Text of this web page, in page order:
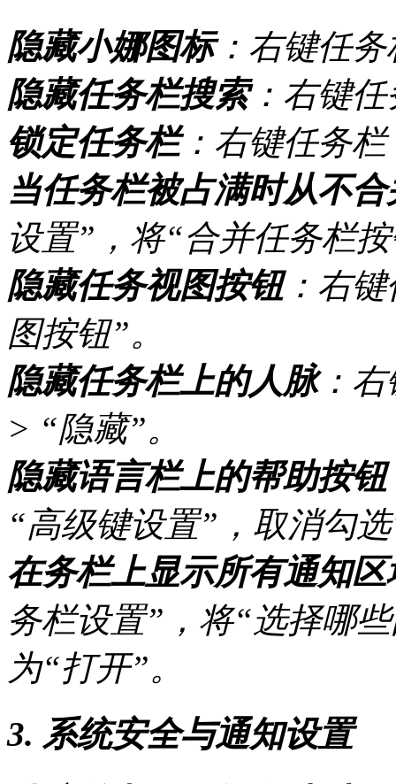
隐藏小娜图标：右键任
隐藏任务栏搜索：右键
锁定任务栏：右键任务
当任务栏被占满时从不合
设置”，将“合并任务栏
隐藏任务视图按钮：右键
图按钮”。
隐藏任务栏上的人脉：右
> “隐藏”。
隐藏语言栏上的帮助按钮
“高级键设置”，取消勾
在务栏上显示所有通知区
务栏设置”，将“选择哪
为“打开”。
3. 系统安全与通知设置